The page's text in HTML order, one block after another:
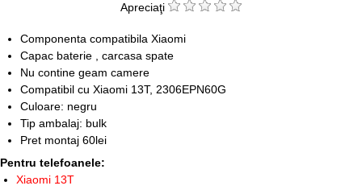
Apreciaţi
Componenta compatibila Xiaomi
Capac baterie , carcasa spate
Nu contine geam camere
Compatibil cu Xiaomi 13T, 2306EPN60G
Culoare: negru
Tip ambalaj: bulk
Pret montaj 60lei
Pentru telefoanele:
Xiaomi 13T